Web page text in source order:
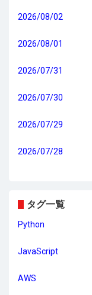
2026/08/02
2026/08/01
2026/07/31
2026/07/30
2026/07/29
2026/07/28
タグ一覧
Python
JavaScript
AWS